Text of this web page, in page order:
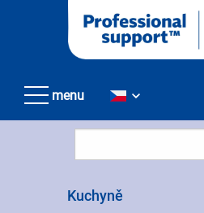
menu
Kuchyně